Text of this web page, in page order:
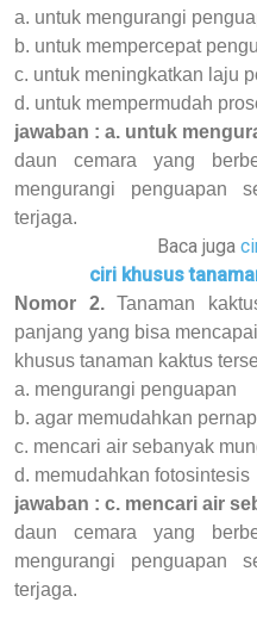
a. untuk mengurangi
b. untuk mempercepat
c. untuk meningkatkan laju
d. untuk mempermudah
jawaban : a. untuk
daun cemara yang
mengurangi penguapan
terjaga.
Baca juga
ciri khusus
Nomor 2.Tanaman
panjang yang bisa
khusus tanaman kaktus
a. mengurangi penguapan
b. agar memudahkan
c. mencari air sebanyak
d. memudahkan fotosintesis
jawaban : c. mencari air
daun cemara yang
mengurangi penguapan
terjaga.